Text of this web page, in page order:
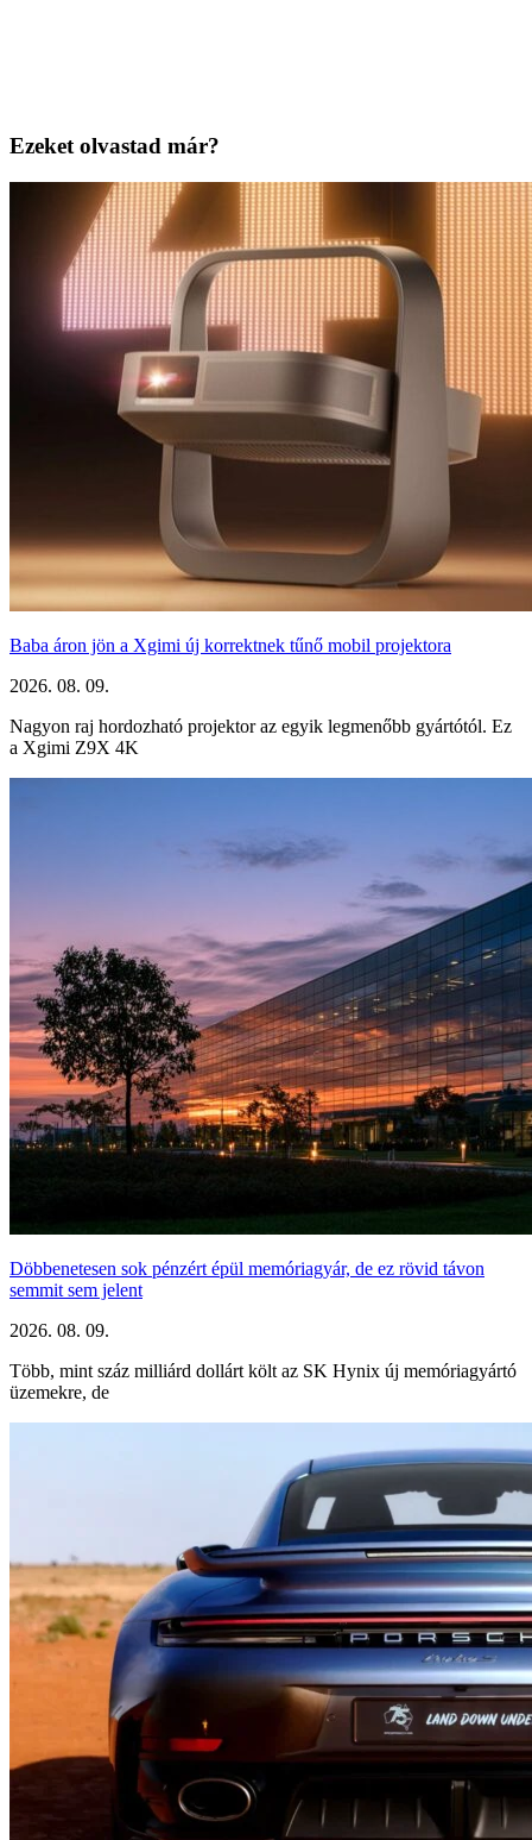
Ezeket olvastad már?
Baba áron jön a Xgimi új korrektnek tűnő mobil projektora
2026. 08. 09.
Nagyon raj hordozható projektor az egyik legmenőbb gyártótól. Ez
a Xgimi Z9X 4K
Döbbenetesen sok pénzért épül memóriagyár, de ez rövid távon
semmit sem jelent
2026. 08. 09.
Több, mint száz milliárd dollárt költ az SK Hynix új memóriagyártó
üzemekre, de